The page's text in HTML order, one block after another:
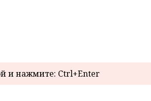
и нажмите: Ctrl+Enter